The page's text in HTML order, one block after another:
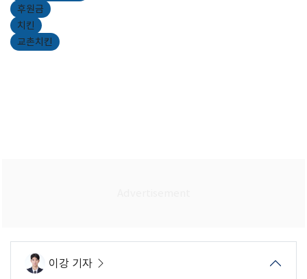
후원금
치킨
교촌치킨
이강 기자